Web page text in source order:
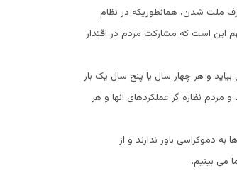
ملت شدن، همانطوریکه در نظام
این است که مشارکت مردم در اقتدار
و هر چهار سال یا پنج سال یک بار
نظاره گر عملکردهای انها و هر
دموکراسی باور ندارند و از
می بینیم.